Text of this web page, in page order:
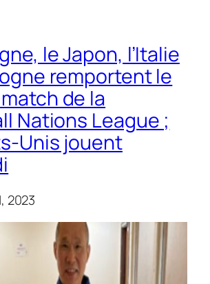
le Japon, l’Italie
remportent le
de la
Nations League ;
Unis jouent
2023